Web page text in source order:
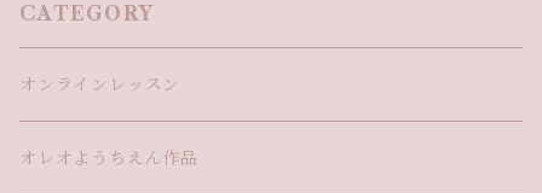
CATEGORY
オンラインレッスン
オレオようちえん作品